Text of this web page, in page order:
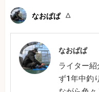
なおぱぱ
なおぱぱ
ライター
ず1年中釣